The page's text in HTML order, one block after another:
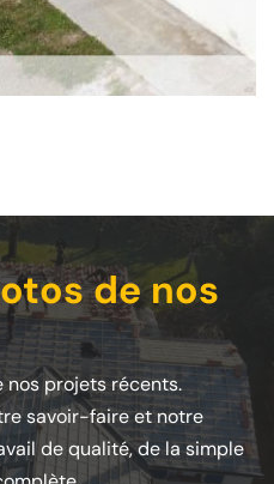
de nos
nos projets récents.
savoir-faire et notre
de qualité, de la simple